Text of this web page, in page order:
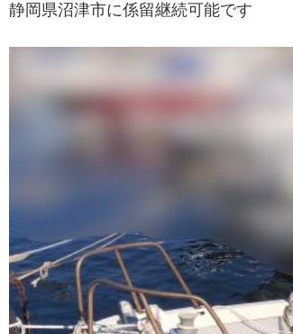
静岡県沼津市に係留継続可能です